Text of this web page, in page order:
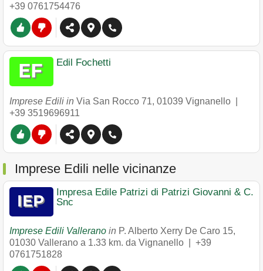
+39 0761754476
Edil Fochetti
Imprese Edili in Via San Rocco 71, 01039 Vignanello
+39 3519696911
Imprese Edili nelle vicinanze
Impresa Edile Patrizi di Patrizi Giovanni & C.
Snc
Imprese Edili Vallerano in P. Alberto Xerry De Caro 15,
01030 Vallerano a 1.33 km. da Vignanello | +39
0761751828